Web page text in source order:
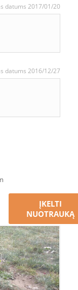
datums 2017/01/20
datums 2016/12/27
ĮKELTI
NUOTRAUKĄ